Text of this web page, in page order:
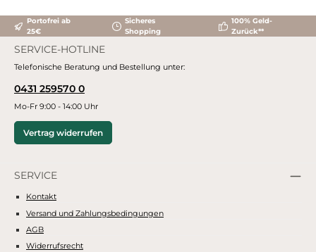
Portofrei ab
25€
Sicheres
Shopping
100% Geld-
Zurück**
SERVICE-HOTLINE
Telefonische Beratung und Bestellung unter:
0431 259570 0
Mo-Fr 9:00 - 14:00 Uhr
Vertrag widerrufen
SERVICE
Kontakt
Versand und Zahlungsbedingungen
AGB
Widerrufsrecht